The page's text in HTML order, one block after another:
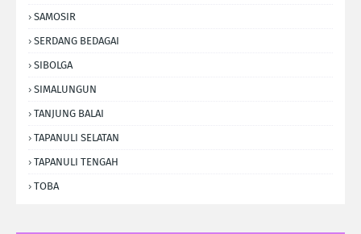
SAMOSIR
SERDANG BEDAGAI
SIBOLGA
SIMALUNGUN
TANJUNG BALAI
TAPANULI SELATAN
TAPANULI TENGAH
TOBA